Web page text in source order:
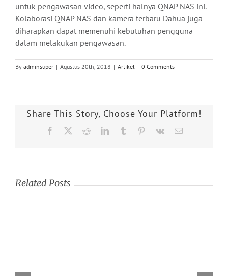
untuk pengawasan video, seperti halnya QNAP NAS ini.
Kolaborasi QNAP NAS dan kamera terbaru Dahua juga
diharapkan dapat memenuhi kebutuhan pengguna
dalam melakukan pengawasan.
By adminsuper | Agustus 20th, 2018 | Artikel | 0 Comments
Share This Story, Choose Your Platform!
Facebook RedditLinkedInTumblr Pinterest
Vk Email
Related Posts